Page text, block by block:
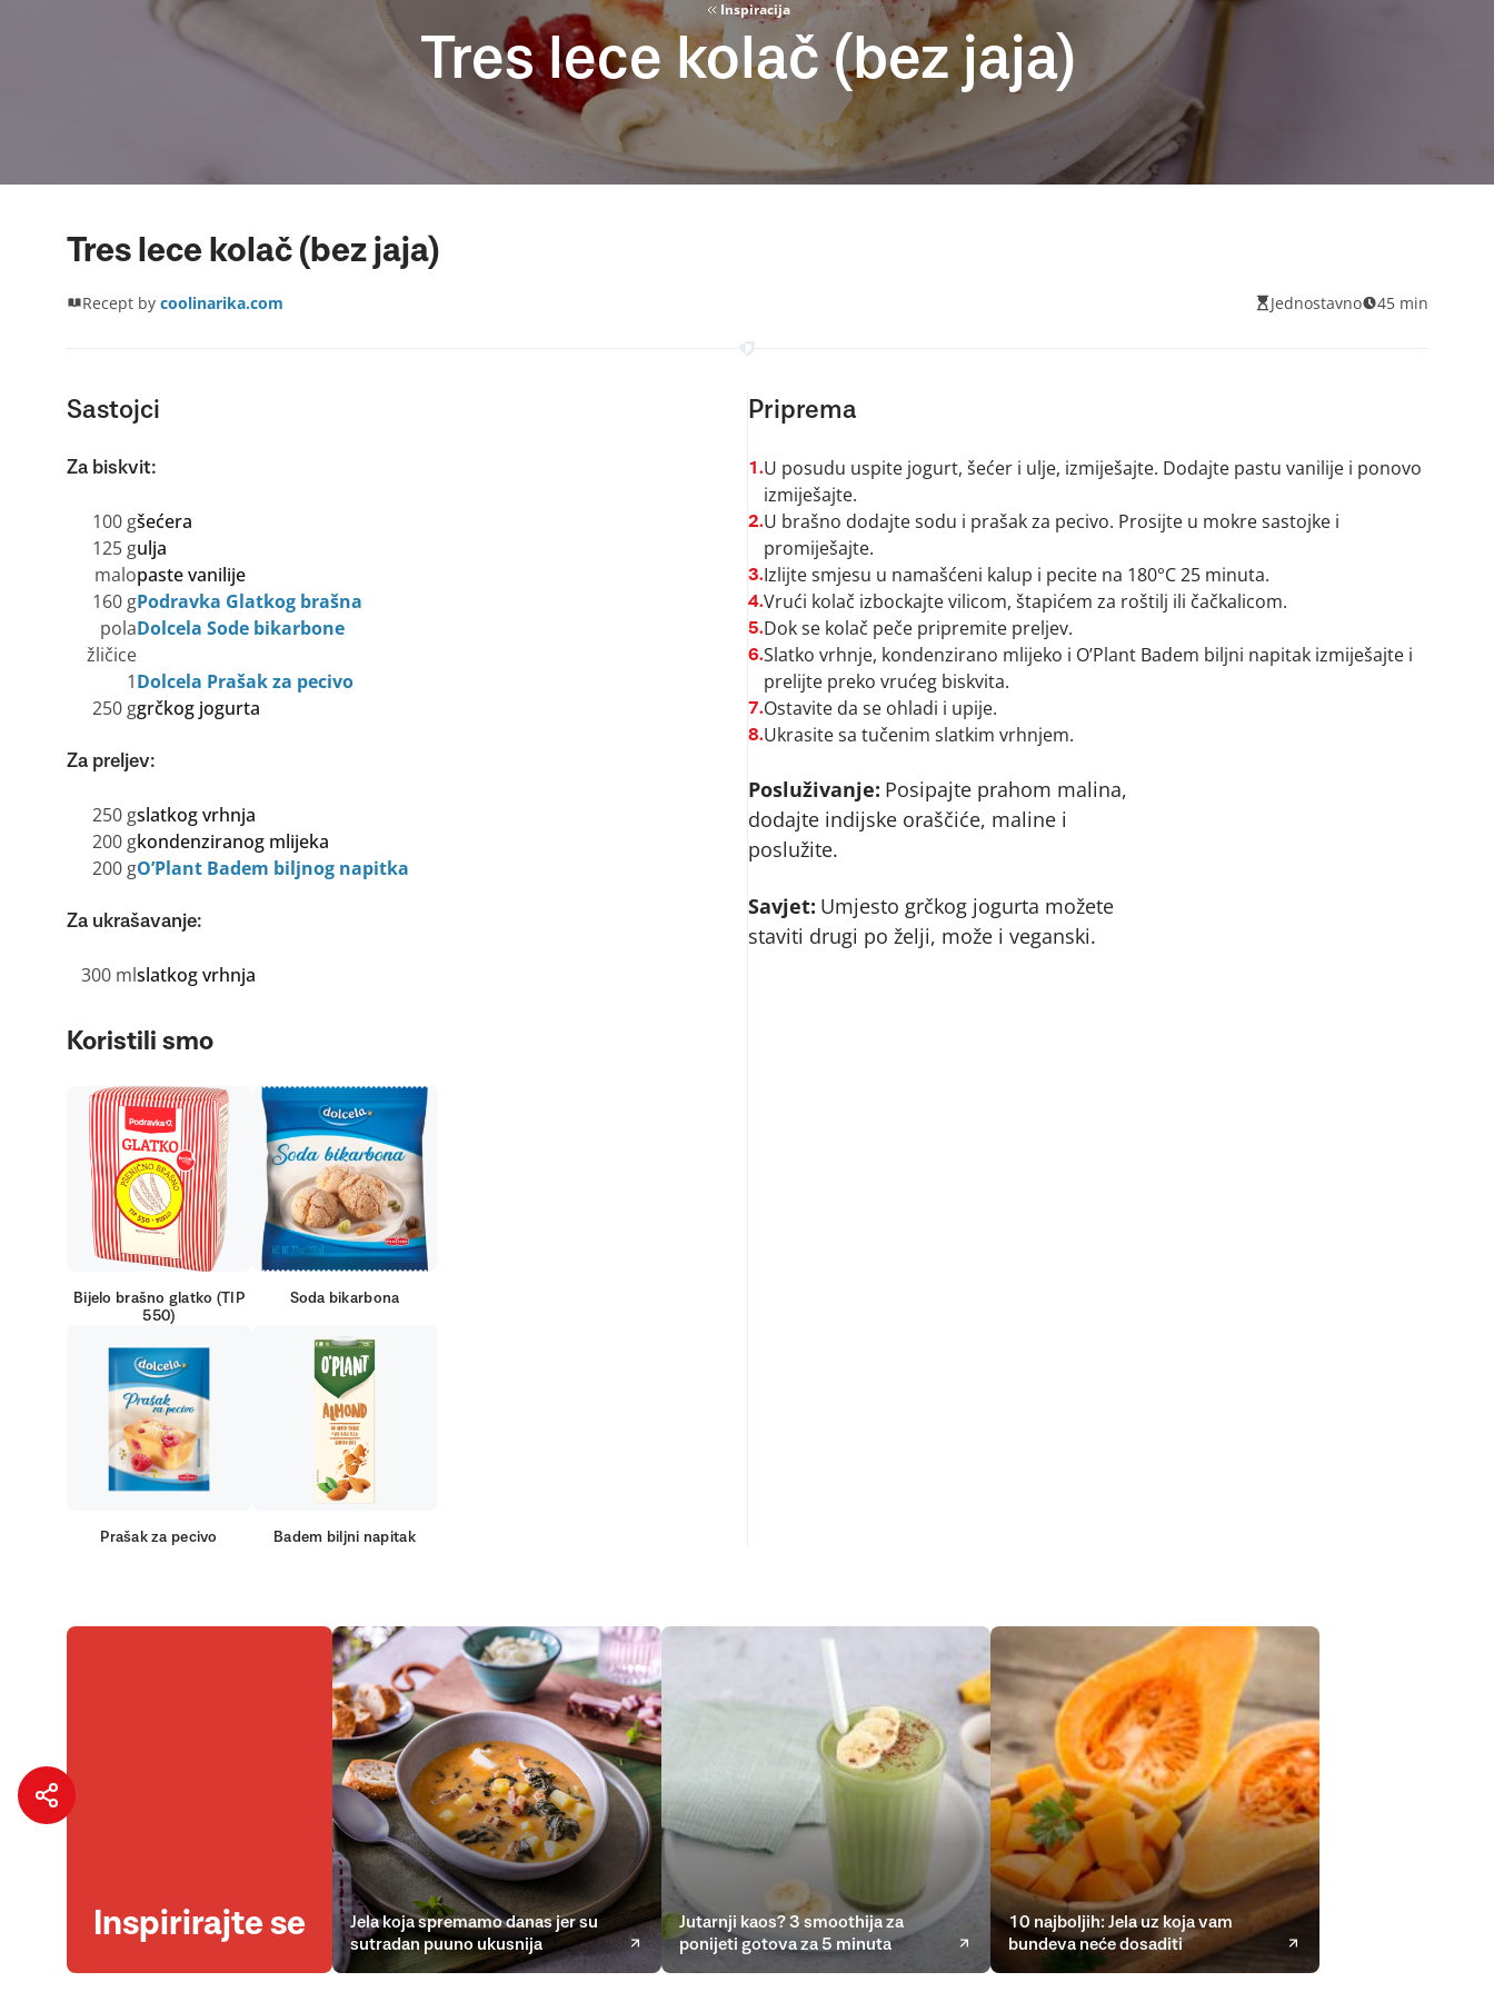
Inspiracija
Tres lece kolač (bez jaja)
Tres lece kolač (bez jaja)
Recept by coolinarika.com Jednostavno 45 min
Sastojci
Za biskvit:
100 gšećera
125 gulja
malopaste vanilije
160 gPodravka Glatkog brašna
pola
žličice
Dolcela Sode bikarbone
1Dolcela Prašak za pecivo
250 ggrčkog jogurta
Za preljev:
250 gslatkog vrhnja
200 gkondenziranog mlijeka
200 gO’Plant Badem biljnog napitka
Za ukrašavanje:
300 mlslatkog vrhnja
Koristili smo
Bijelo brašno glatko (TIP
550)
Soda bikarbona
Prašak za pecivo Badem biljni napitak
Priprema
1.U posudu uspite jogurt, šećer i ulje, izmiješajte. Dodajte pastu vanilije i ponovo
izmiješajte.
2.U brašno dodajte sodu i prašak za pecivo. Prosijte u mokre sastojke i
promiješajte.
3.Izlijte smjesu u namašćeni kalup i pecite na 180°C 25 minuta.
4.Vrući kolač izbockajte vilicom, štapićem za roštilj ili čačkalicom.
5.Dok se kolač peče pripremite preljev.
6.Slatko vrhnje, kondenzirano mlijeko i O’Plant Badem biljni napitak izmiješajte i
prelijte preko vrućeg biskvita.
7.Ostavite da se ohladi i upije.
8.Ukrasite sa tučenim slatkim vrhnjem.
Posluživanje: Posipajte prahom malina,
dodajte indijske oraščiće, maline i
poslužite.
Savjet: Umjesto grčkog jogurta možete
staviti drugi po želji, može i veganski.
Inspirirajte se
Jela koja spremamo danas jer su
sutradan puuno ukusnija
Jutarnji kaos? 3 smoothija za
ponijeti gotova za 5 minuta
10 najboljih: Jela uz koja vam
bundeva neće dosaditi